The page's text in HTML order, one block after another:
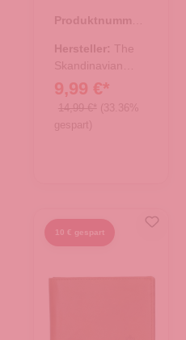
- schwarz
Produktnummer:
Hersteller: The
Skandinavian
Brand
9,99 €*
14,99 €* (33.36%
gespart)
10 € gespart